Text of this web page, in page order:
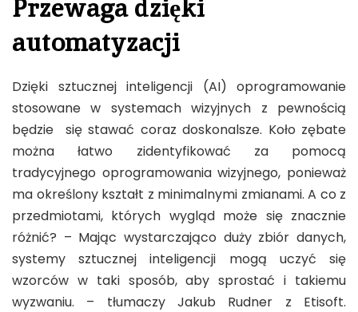
Przewaga dzięki
automatyzacji
Dzięki sztucznej inteligencji (AI) oprogramowanie
stosowane w systemach wizyjnych z pewnością
będzie się stawać coraz doskonalsze. Koło zębate
można łatwo zidentyfikować za pomocą
tradycyjnego oprogramowania wizyjnego, ponieważ
ma określony kształt z minimalnymi zmianami. A co z
przedmiotami, których wygląd może się znacznie
różnić? – Mając wystarczająco duży zbiór danych,
systemy sztucznej inteligencji mogą uczyć się
wzorców w taki sposób, aby sprostać i takiemu
wyzwaniu. – tłumaczy Jakub Rudner z Etisoft.